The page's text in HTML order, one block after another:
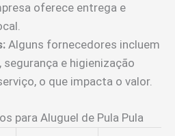
oferece entrega e
Alguns fornecedores incluem
e higienização
o que impacta o valor.
para Aluguel de Pula Pula